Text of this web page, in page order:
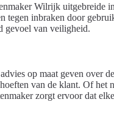
Wilrijk uitgebreide
tegen inbraken door
gevoel van veiligheid.
op maat geven over
van de klant. Of het
zorgt ervoor dat